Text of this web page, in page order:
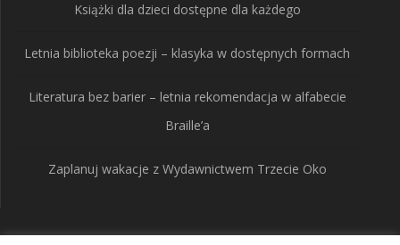
Książki dla dzieci dostępne dla każdego
Letnia biblioteka poezji – klasyka w dostępnych formach
Literatura bez barier – letnia rekomendacja w alfabecie
Braille’a
Zaplanuj wakacje z Wydawnictwem Trzecie Oko